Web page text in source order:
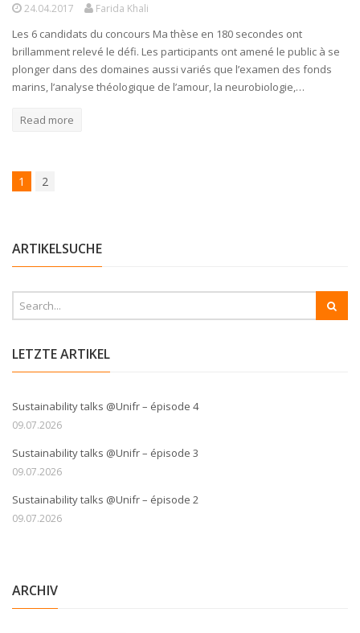
24.04.2017 Farida Khali
Les 6 candidats du concours Ma thèse en 180 secondes ont
brillamment relevé le défi. Les participants ont amené le public à se
plonger dans des domaines aussi variés que l’examen des fonds
marins, l’analyse théologique de l’amour, la neurobiologie,…
Read more
1 2
ARTIKELSUCHE
LETZTE ARTIKEL
Sustainability talks @Unifr – épisode 4
09.07.2026
Sustainability talks @Unifr – épisode 3
09.07.2026
Sustainability talks @Unifr – épisode 2
09.07.2026
ARCHIV